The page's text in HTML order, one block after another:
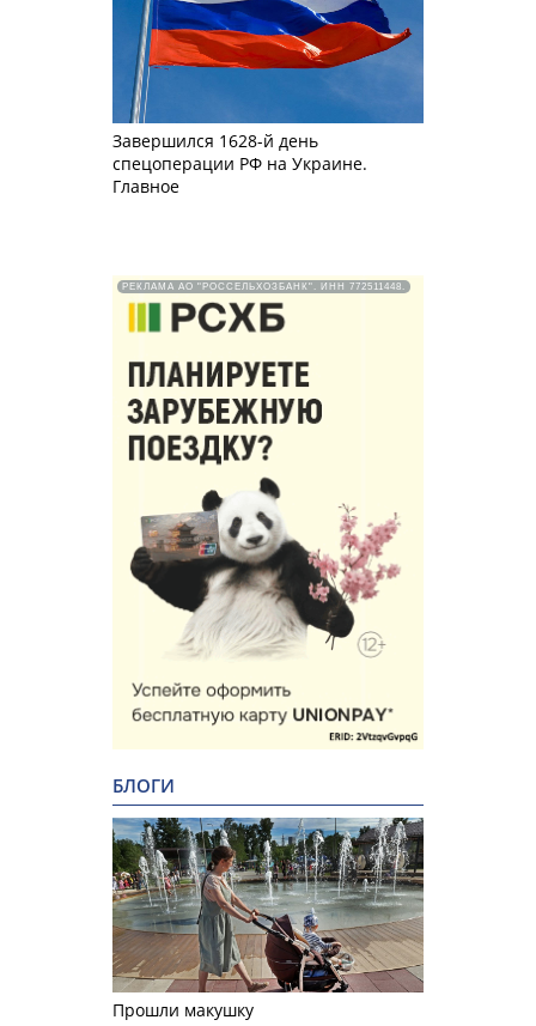
Завершился 1628-й день
спецоперации РФ на Украине.
Главное
РЕКЛАМА АО "РОССЕЛЬХОЗБАНК". ИНН 772511448.
БЛОГИ
Прошли макушку